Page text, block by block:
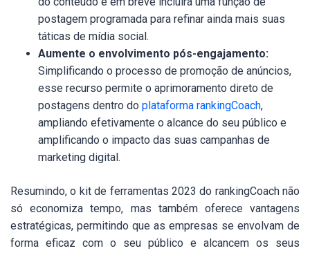
postagem programada para refinar ainda mais suas
táticas de mídia social.
Aumente o envolvimento pós-engajamento:
Simplificando o processo de promoção de anúncios,
esse recurso permite o aprimoramento direto de
postagens dentro do plataforma rankingCoach,
ampliando efetivamente o alcance do seu público e
amplificando o impacto das suas campanhas de
marketing digital.
Resumindo, o kit de ferramentas 2023 do rankingCoach não
só economiza tempo, mas também oferece vantagens
estratégicas, permitindo que as empresas se envolvam de
forma eficaz com o seu público e alcancem os seus